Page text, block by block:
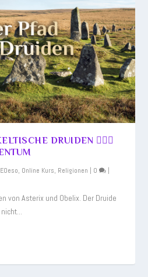
DRUIDEN 🧙🏻‍♂️
, Online Kurs, Religionen | 0 |
von Asterix und Obelix. Der Druide